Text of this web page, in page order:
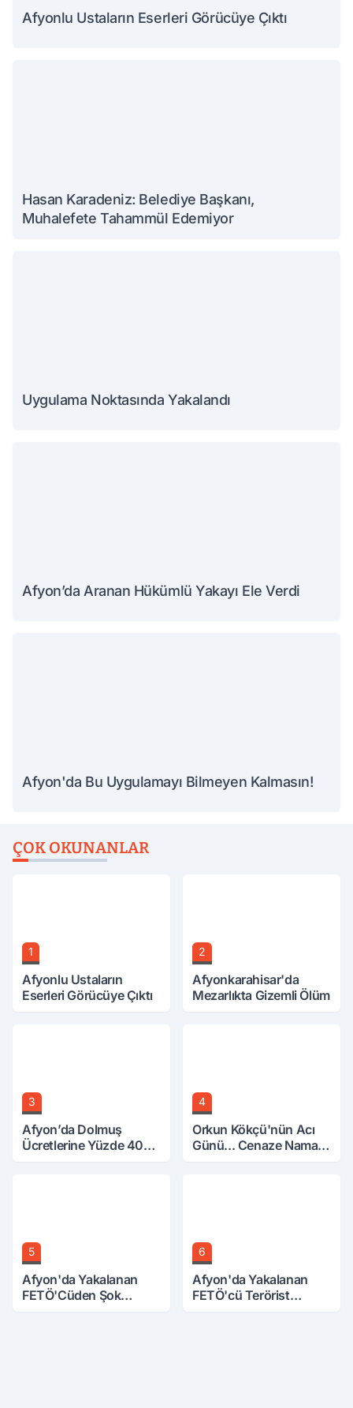
Afyonlu Ustaların Eserleri Görücüye Çıktı
Hasan Karadeniz: Belediye Başkanı,
Muhalefete Tahammül Edemiyor
Uygulama Noktasında Yakalandı
Afyon’da Aranan Hükümlü Yakayı Ele Verdi
Afyon'da Bu Uygulamayı Bilmeyen Kalmasın!
ÇOK OKUNANLAR
1
Afyonlu Ustaların
Eserleri Görücüye Çıktı
2
Afyonkarahisar'da
Mezarlıkta Gizemli Ölüm
3
Afyon’da Dolmuş
Ücretlerine Yüzde 40
4
Orkun Kökçü'nün Acı
Günü... Cenaze Namazı
5
Afyon'da Yakalanan
FETÖ'Cüden Şok
6
Afyon'da Yakalanan
FETÖ'cü Terörist